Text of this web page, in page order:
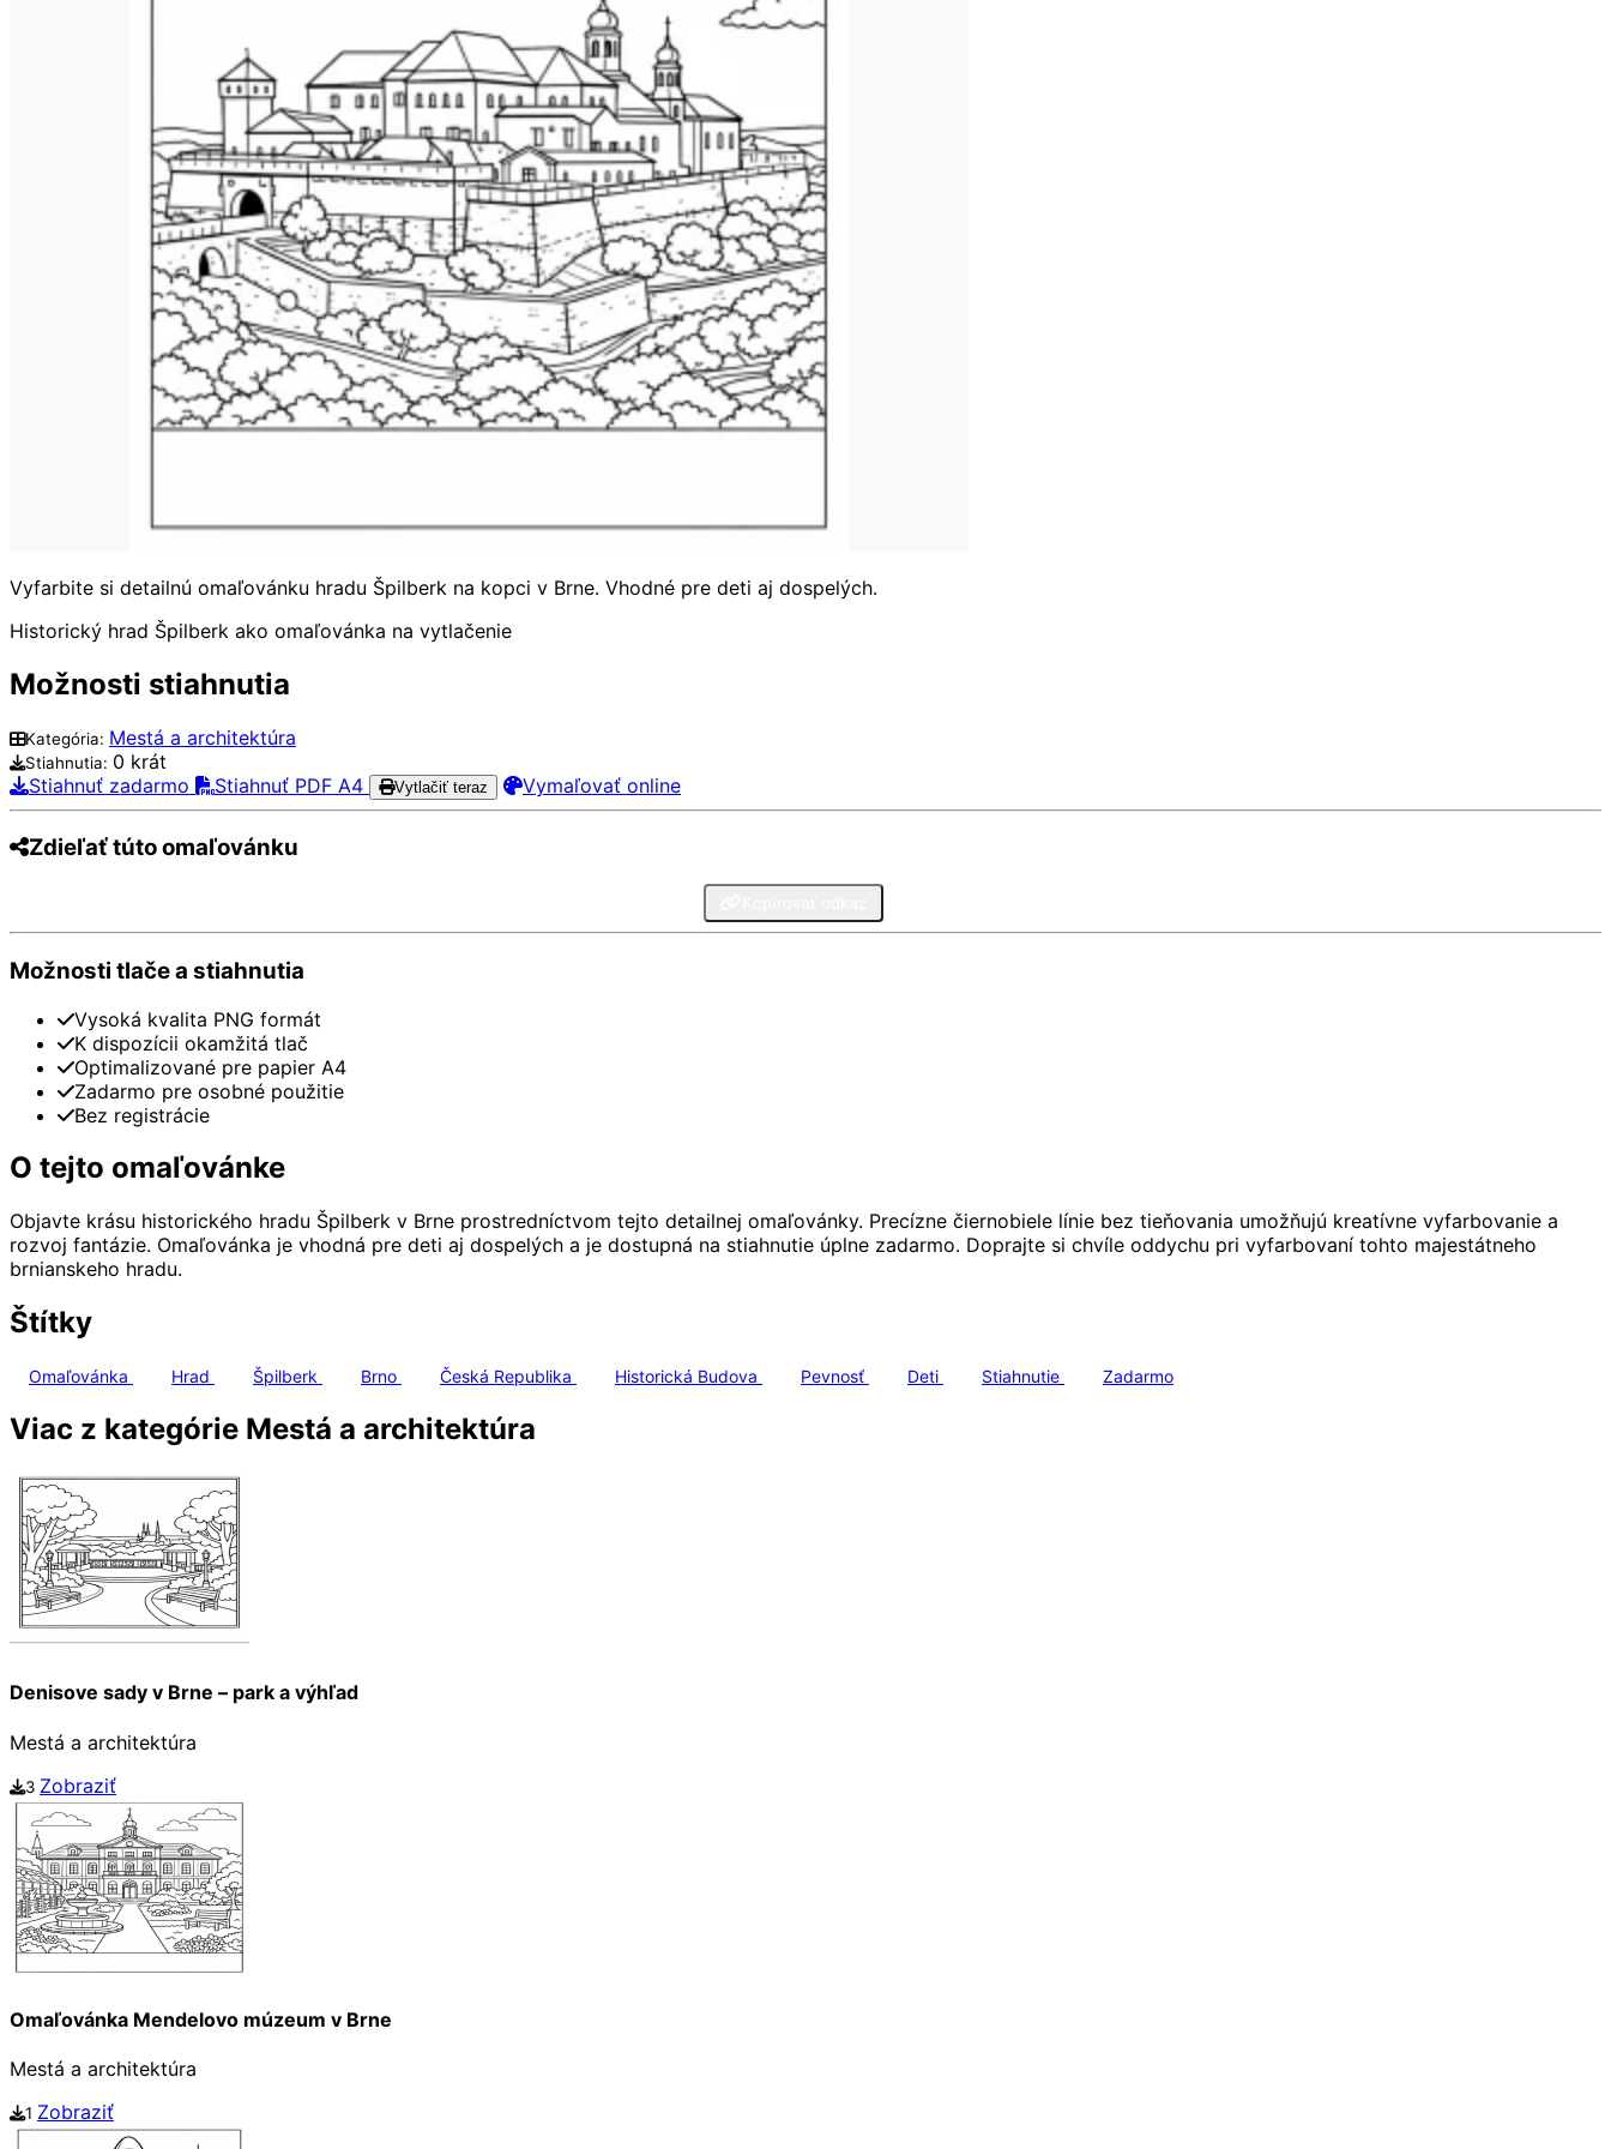
Vyfarbite si detailnú omaľovánku hradu Špilberk na kopci v Brne. Vhodné pre deti aj dospelých.
Historický hrad Špilberk ako omaľovánka na vytlačenie
Možnosti stiahnutia
Kategória: Mestá a architektúra
Stiahnutia: 0 krát
Stiahnuť zadarmo
Stiahnuť PDF A4 Vytlačiť teraz Vymaľovať online
Zdieľať túto omaľovánku
Možnosti tlače a stiahnutia
Vysoká kvalita PNG formát
K dispozícii okamžitá tlač
Optimalizované pre papier A4
Zadarmo pre osobné použitie
Bez registrácie
O tejto omaľovánke
Objavte krásu historického hradu Špilberk v Brne prostredníctvom tejto detailnej omaľovánky. Precízne čiernobiele línie bez tieňovania umožňujú kreatívne vyfarbovanie a
rozvoj fantázie. Omaľovánka je vhodná pre deti aj dospelých a je dostupná na stiahnutie úplne zadarmo. Doprajte si chvíle oddychu pri vyfarbovaní tohto majestátneho
brnianskeho hradu.
Štítky
Omaľovánka Hrad Špilberk Brno Česká Republika Historická Budova Pevnosť Deti Stiahnutie Zadarmo
Viac z kategórie Mestá a architektúra
Denisove sady v Brne – park a výhľad
Mestá a architektúra
3 Zobraziť
Omaľovánka Mendelovo múzeum v Brne
Mestá a architektúra
1 Zobraziť